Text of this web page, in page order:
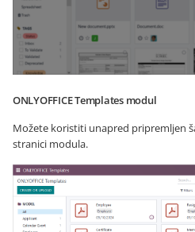
ONLYOFFICE Templates modul
Možete koristiti unapred pripremljen
stranici modula.